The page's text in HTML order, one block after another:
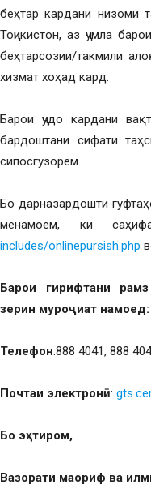
беҳтар кардани низоми
Тоҷикистон, аз ҷумла
беҳтарсозии/такмили
хизмат хоҳад кард.
Барои ҷудо кардани
бардоштани сифати
сипосгузорем.
Бо дарназардошти
менамоем, ки
includes/onlinepursish.php
Барои гирифтани
зерин муроҷиат намоед:
Телефон:888 4041, 888
Почтаи электронӣ:
Бо эҳтиром,
Вазорати маориф ва